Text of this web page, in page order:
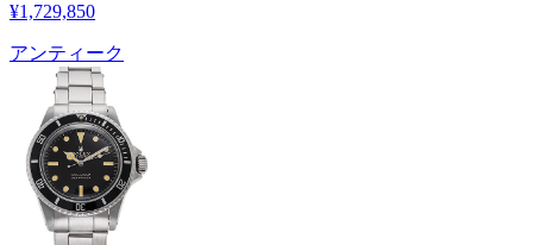
¥1,729,850
アンティーク